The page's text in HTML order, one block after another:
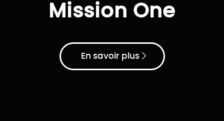
Mission One
En savoir plus